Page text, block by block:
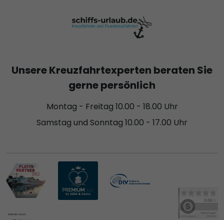
Unsere Kreuzfahrtexperten beraten Sie
gerne persönlich
Montag - Freitag 10.00 - 18.00 Uhr
Samstag und Sonntag 10.00 - 17.00 Uhr